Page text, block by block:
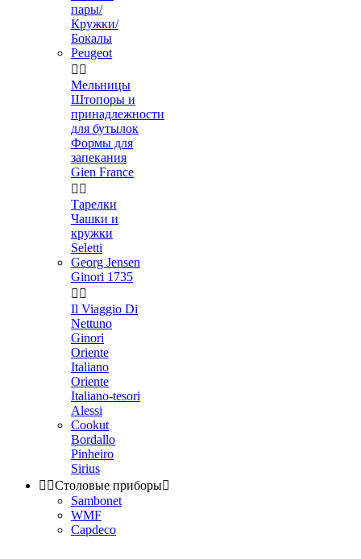
пары/
Кружки/
Бокалы
Peugeot
 
Мельницы
Штопоры и
принадлежности
для бутылок
Формы для
запекания
Gien France
 
Тарелки
Чашки и
кружки
Seletti
Georg Jensen
Ginori 1735
 
Il Viaggio Di
Nettuno
Ginori
Oriente
Italiano
Oriente
Italiano-tesori
Alessi
Cookut
Bordallo
Pinheiro
Sirius
 Столовые приборы
Sambonet
WMF
Capdeco